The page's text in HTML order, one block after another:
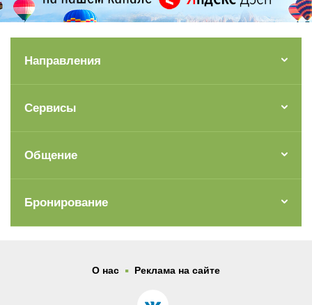
Направления
Сервисы
Общение
Бронирование
О нас . Реклама на сайте